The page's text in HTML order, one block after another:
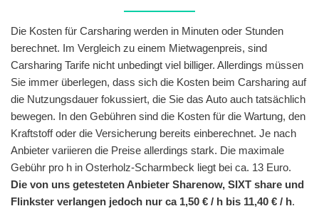
Die Kosten für Carsharing werden in Minuten oder Stunden
berechnet. Im Vergleich zu einem Mietwagenpreis, sind
Carsharing Tarife nicht unbedingt viel billiger. Allerdings müssen
Sie immer überlegen, dass sich die Kosten beim Carsharing auf
die Nutzungsdauer fokussiert, die Sie das Auto auch tatsächlich
bewegen. In den Gebühren sind die Kosten für die Wartung, den
Kraftstoff oder die Versicherung bereits einberechnet. Je nach
Anbieter variieren die Preise allerdings stark. Die maximale
Gebühr pro h in Osterholz-Scharmbeck liegt bei ca. 13 Euro.
Die von uns getesteten Anbieter Sharenow, SIXT share und
Flinkster verlangen jedoch nur ca 1,50 € / h bis 11,40 € / h.